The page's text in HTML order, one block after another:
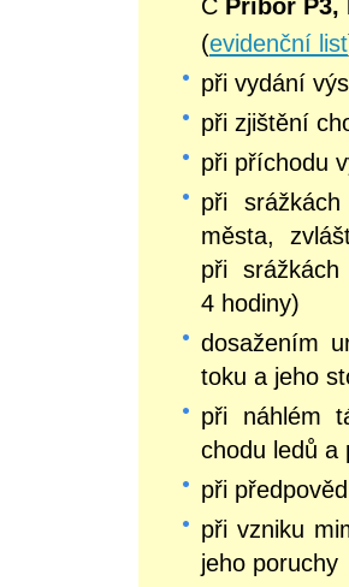
C Příbor P3,
(evidenční list
při vydání
při zjištění
při příchodu
při
města,
při
4 hodiny)
dosažením
toku a jeho
při náhlém
chodu ledů a
při
při vzniku
jeho poruchy